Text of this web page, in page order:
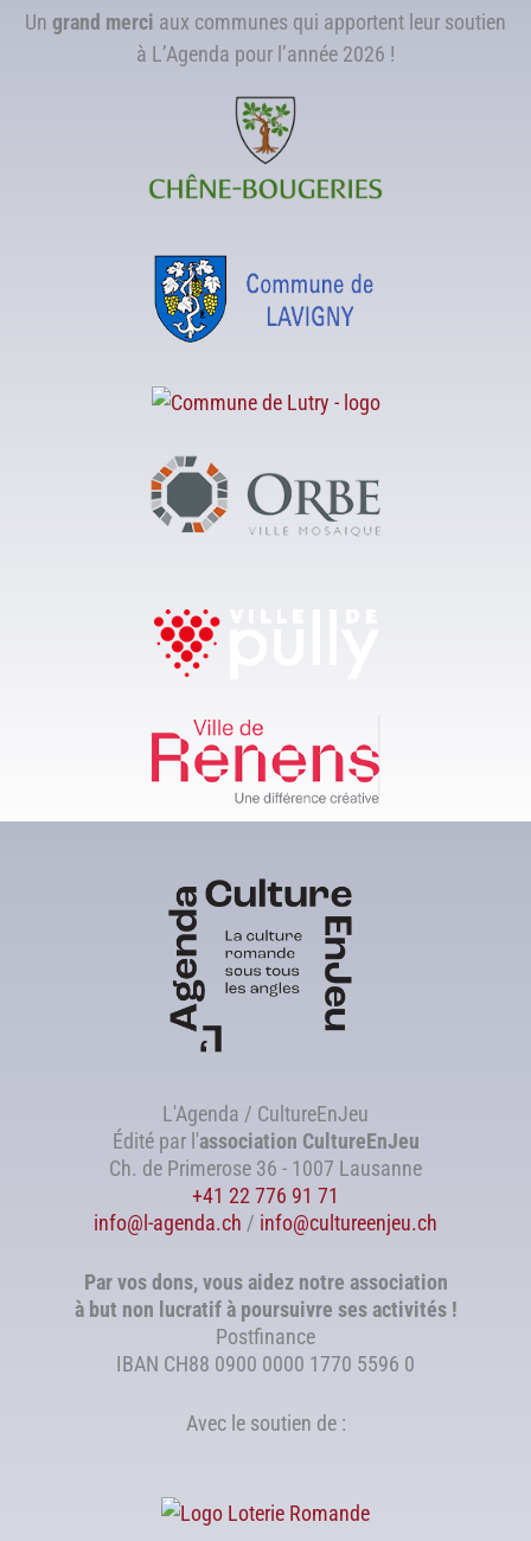
Un grand merci aux communes qui apportent leur soutien
à L’Agenda pour l’année 2026 !
L'Agenda / CultureEnJeu
Édité par l'association CultureEnJeu
Ch. de Primerose 36 - 1007 Lausanne
+41 22 776 91 71
info@l-agenda.ch / info@cultureenjeu.ch
Par vos dons, vous aidez notre association
à but non lucratif à poursuivre ses activités !
Postfinance
IBAN CH88 0900 0000 1770 5596 0
Avec le soutien de :